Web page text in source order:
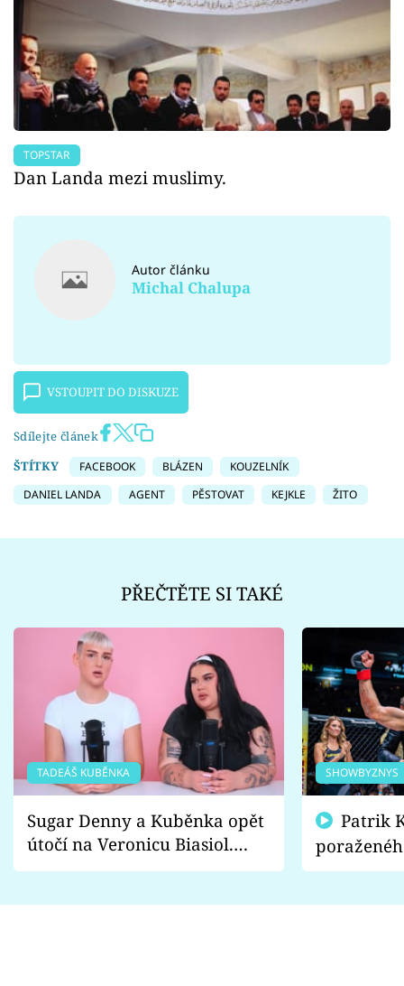
TOPSTAR
Dan Landa mezi muslimy.
Autor článku
Michal Chalupa
VSTOUPIT DO DISKUZE
Sdílejte článek
ŠTÍTKY
FACEBOOK BLÁZEN
KOUZELNÍK
DANIEL LANDA
AGENT PĚSTOVAT KEJKLE ŽITO
PŘEČTĚTE SI TAKÉ
TADEÁŠ KUBĚNKA
Sugar Denny a Kuběnka opět
útočí na Veronicu Biasiol.
Proč je podle nich falešná a
SHOWBYZNYS
fanoušci